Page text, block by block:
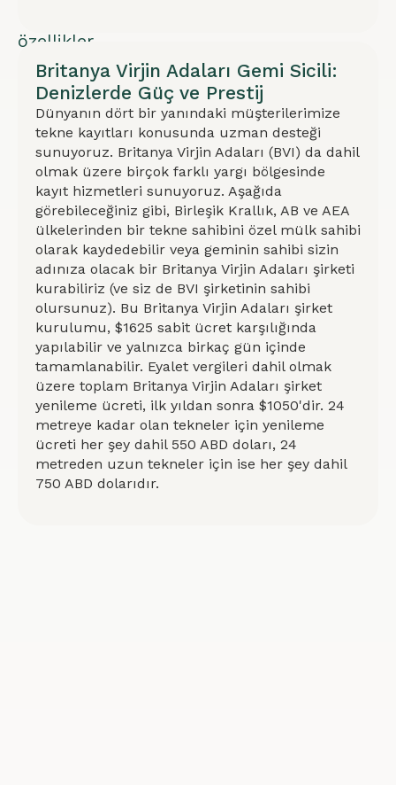
özellikler
için
seçenekler
mevcuttur.
BVI
şirketinin
kurulumu
ile
kayıt
imkanı
vardır.
Ücretsiz
Danışmanlık
Whatsapp
İletişim
Yat
Kayıt
Britanya Virjin Adaları Gemi Sicili:
Denizlerde Güç ve Prestij
Dünyanın dört bir yanındaki müşterilerimize
tekne kayıtları konusunda uzman desteği
sunuyoruz. Britanya Virjin Adaları (BVI) da dahil
olmak üzere birçok farklı yargı bölgesinde
kayıt hizmetleri sunuyoruz. Aşağıda
görebileceğiniz gibi, Birleşik Krallık, AB ve AEA
ülkelerinden bir tekne sahibini özel mülk sahibi
olarak kaydedebilir veya geminin sahibi sizin
adınıza olacak bir Britanya Virjin Adaları şirketi
kurabiliriz (ve siz de BVI şirketinin sahibi
olursunuz). Bu Britanya Virjin Adaları şirket
kurulumu, $1625 sabit ücret karşılığında
yapılabilir ve yalnızca birkaç gün içinde
tamamlanabilir. Eyalet vergileri dahil olmak
üzere toplam Britanya Virjin Adaları şirket
yenileme ücreti, ilk yıldan sonra $1050'dir. 24
metreye kadar olan tekneler için yenileme
ücreti her şey dahil 550 ABD doları, 24
metreden uzun tekneler için ise her şey dahil
750 ABD dolarıdır.